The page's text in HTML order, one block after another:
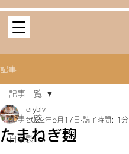
記事
記事一覧
自家製
記事一覧
たまねぎ麹
eryblv
2022年5月17日 読了時間: 1分